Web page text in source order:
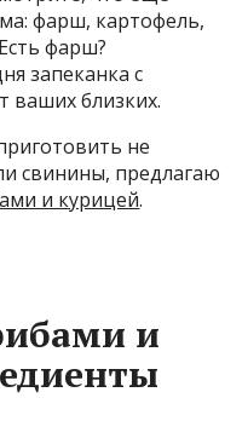
фарш, картофель,
фарш?
запеканка с
ваших близких.
не
свинины, предлагаю
и курицей.
и